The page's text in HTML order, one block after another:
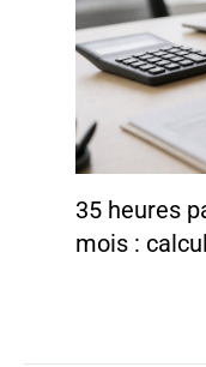
35 heures
mois :